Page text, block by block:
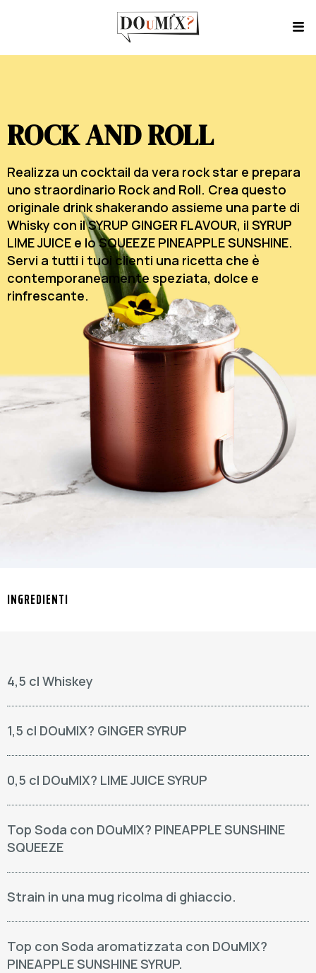
ROCK AND ROLL
Realizza un cocktail da vera rock star e prepara
uno straordinario Rock and Roll. Crea questo
originale drink shakerando assieme una parte di
Whisky con il SYRUP GINGER FLAVOUR, il SYRUP
LIME JUICE e lo SQUEEZE PINEAPPLE SUNSHINE.
Servi a tutti i tuoi clienti una ricetta che è
contemporaneamente speziata, dolce e
rinfrescante.
INGREDIENTI
4,5 cl Whiskey
1,5 cl DOuMIX? GINGER SYRUP
0,5 cl DOuMIX? LIME JUICE SYRUP
Top Soda con DOuMIX? PINEAPPLE SUNSHINE
SQUEEZE
Strain in una mug ricolma di ghiaccio.
Top con Soda aromatizzata con DOuMIX?
PINEAPPLE SUNSHINE SYRUP.